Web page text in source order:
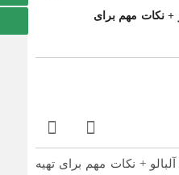
می‌تواند به اندازه
خوراکی‌ها سال‌ها
+ نکات مهم برای